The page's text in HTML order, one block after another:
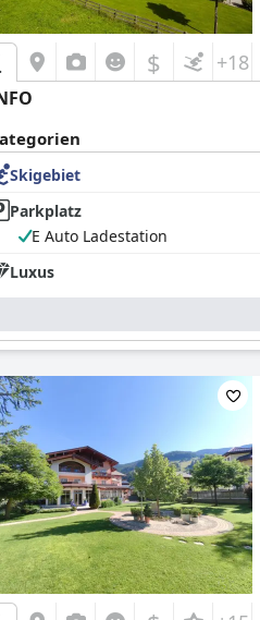
$ +18
Skigebiet
Parkplatz
E Auto Ladestation
Luxus